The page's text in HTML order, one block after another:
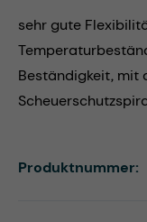
sehr gute
Beständigkeit, mit
Produktnummer: